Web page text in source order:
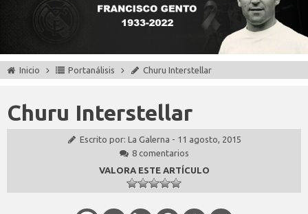
Inicio Portanálisis Churu Interstellar
Churu Interstellar
Escrito por: La Galerna - 11 agosto, 2015
8 comentarios
VALORA ESTE ARTÍCULO